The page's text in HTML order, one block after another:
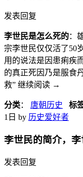
发表回复
李世民是怎么死的：
宗李世民仅仅活了50
用的说法是因患痢疾
的真正死因乃是服食
救” 继续阅读 →
分类： 唐朝历史 标
1日 by 历史爱好者
李世民的简介，
发表回复